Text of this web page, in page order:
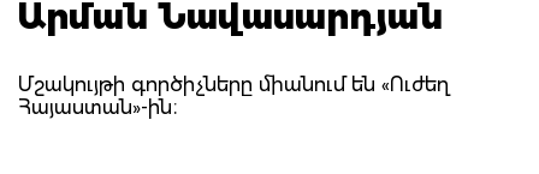
Արման Նավասարդյան
Մշակույթի գործիչները միանում են «Ուժեղ
Հայաստան»-ին։